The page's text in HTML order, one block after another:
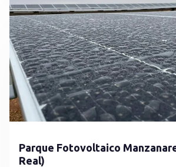
Parque Fotovoltaico
Real)